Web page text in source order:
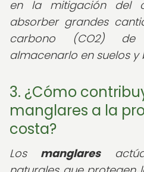
en la mitigación del
absorber grandes
carbono (CO2)
almacenarlo en suelos y
3. ¿Cómo
manglares a la
costa?
Los manglares